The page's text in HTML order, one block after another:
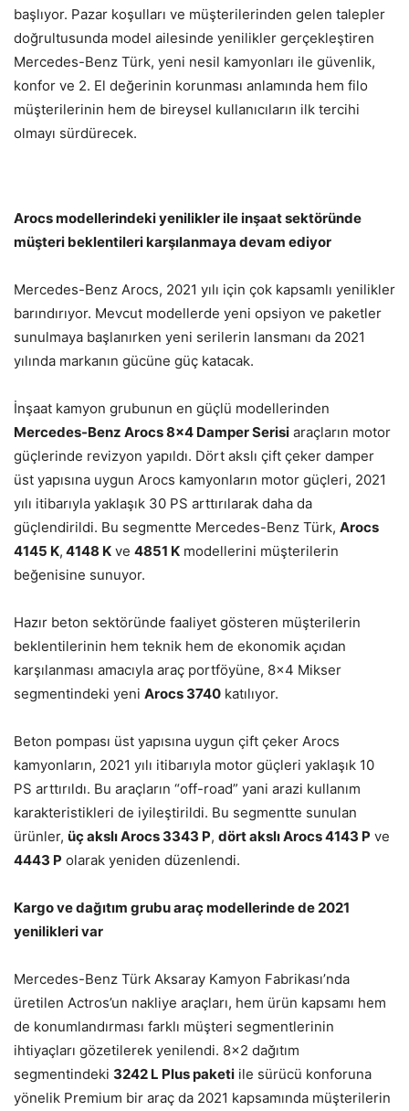
başlıyor. Pazar koşulları ve müşterilerinden gelen talepler
doğrultusunda model ailesinde yenilikler gerçekleştiren
Mercedes-Benz Türk, yeni nesil kamyonları ile güvenlik,
konfor ve 2. El değerinin korunması anlamında hem filo
müşterilerinin hem de bireysel kullanıcıların ilk tercihi
olmayı sürdürecek.
Arocs modellerindeki yenilikler ile inşaat sektöründe
müşteri beklentileri karşılanmaya devam ediyor
Mercedes-Benz Arocs, 2021 yılı için çok kapsamlı yenilikler
barındırıyor. Mevcut modellerde yeni opsiyon ve paketler
sunulmaya başlanırken yeni serilerin lansmanı da 2021
yılında markanın gücüne güç katacak.
İnşaat kamyon grubunun en güçlü modellerinden
Mercedes-Benz Arocs 8×4 Damper Serisi araçların motor
güçlerinde revizyon yapıldı. Dört akslı çift çeker damper
üst yapısına uygun Arocs kamyonların motor güçleri, 2021
yılı itibarıyla yaklaşık 30 PS arttırılarak daha da
güçlendirildi. Bu segmentte Mercedes-Benz Türk, Arocs
4145 K, 4148 K ve 4851 K modellerini müşterilerin
beğenisine sunuyor.
Hazır beton sektöründe faaliyet gösteren müşterilerin
beklentilerinin hem teknik hem de ekonomik açıdan
karşılanması amacıyla araç portföyüne, 8×4 Mikser
segmentindeki yeni Arocs 3740 katılıyor.
Beton pompası üst yapısına uygun çift çeker Arocs
kamyonların, 2021 yılı itibarıyla motor güçleri yaklaşık 10
PS arttırıldı. Bu araçların “off-road” yani arazi kullanım
karakteristikleri de iyileştirildi. Bu segmentte sunulan
ürünler, üç akslı Arocs 3343 P, dört akslı Arocs 4143 P ve
4443 P olarak yeniden düzenlendi.
Kargo ve dağıtım grubu araç modellerinde de 2021
yenilikleri var
Mercedes-Benz Türk Aksaray Kamyon Fabrikası’nda
üretilen Actros’un nakliye araçları, hem ürün kapsamı hem
de konumlandırması farklı müşteri segmentlerinin
ihtiyaçları gözetilerek yenilendi. 8×2 dağıtım
segmentindeki 3242 L Plus paketi ile sürücü konforuna
yönelik Premium bir araç da 2021 kapsamında müşterilerin